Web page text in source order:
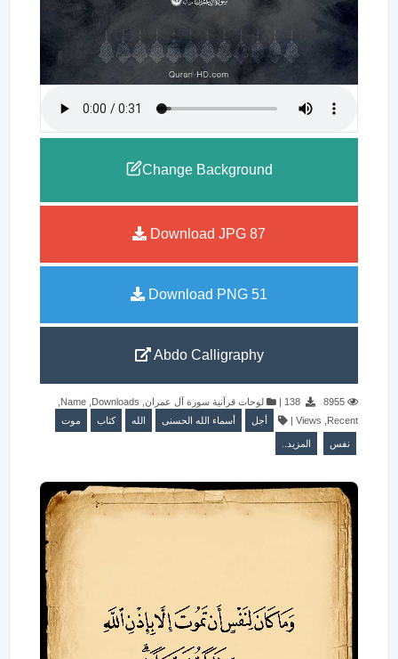
Change Background
Download JPG 87
Download PNG 51
Abdo Calligraphy
8955
138
| لوحات قرآنية سورة آل عمران,
Downloads
,
Name
,
Recent
,
Views
| أجل أسماء الله الحسنى الله كتاب موت
نفس المزيد..